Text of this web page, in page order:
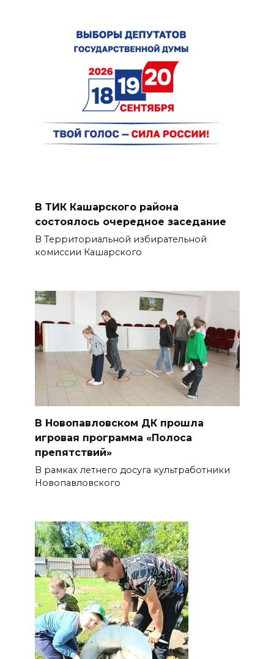
В ТИК Кашарского района
состоялось очередное заседание
В Территориальной избирательной
комиссии Кашарского
В Новопавловском ДК прошла
игровая программа «Полоса
препятствий»
В рамках летнего досуга культработники
Новопавловского